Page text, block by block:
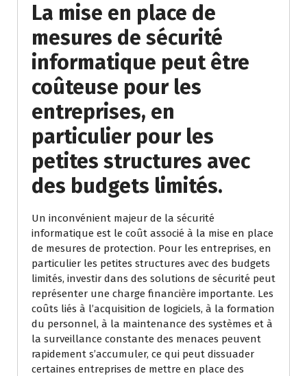
La mise en place de
mesures de sécurité
informatique peut être
coûteuse pour les
entreprises, en
particulier pour les
petites structures avec
des budgets limités.
Un inconvénient majeur de la sécurité
informatique est le coût associé à la mise en place
de mesures de protection. Pour les entreprises, en
particulier les petites structures avec des budgets
limités, investir dans des solutions de sécurité peut
représenter une charge financière importante. Les
coûts liés à l’acquisition de logiciels, à la formation
du personnel, à la maintenance des systèmes et à
la surveillance constante des menaces peuvent
rapidement s’accumuler, ce qui peut dissuader
certaines entreprises de mettre en place des